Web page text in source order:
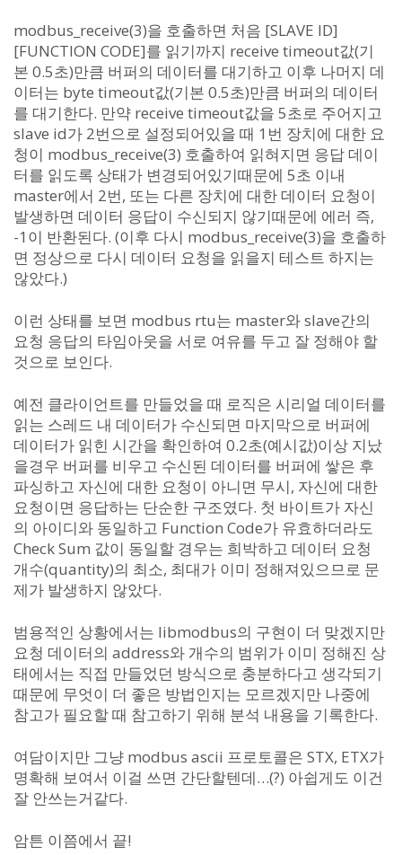
modbus_receive(3)을 호출하면 처음 [SLAVE ID]
[FUNCTION CODE]를 읽기까지 receive timeout값(기
본 0.5초)만큼 버퍼의 데이터를 대기하고 이후 나머지 데
이터는 byte timeout값(기본 0.5초)만큼 버퍼의 데이터
를 대기한다. 만약 receive timeout값을 5초로 주어지고
slave id가 2번으로 설정되어있을 때 1번 장치에 대한 요
청이 modbus_receive(3) 호출하여 읽혀지면 응답 데이
터를 읽도록 상태가 변경되어있기때문에 5초 이내
master에서 2번, 또는 다른 장치에 대한 데이터 요청이
발생하면 데이터 응답이 수신되지 않기때문에 에러 즉,
-1이 반환된다. (이후 다시 modbus_receive(3)을 호출하
면 정상으로 다시 데이터 요청을 읽을지 테스트 하지는
않았다.)
이런 상태를 보면 modbus rtu는 master와 slave간의
요청 응답의 타임아웃을 서로 여유를 두고 잘 정해야 할
것으로 보인다.
예전 클라이언트를 만들었을 때 로직은 시리얼 데이터를
읽는 스레드 내 데이터가 수신되면 마지막으로 버퍼에
데이터가 읽힌 시간을 확인하여 0.2초(예시값)이상 지났
을경우 버퍼를 비우고 수신된 데이터를 버퍼에 쌓은 후
파싱하고 자신에 대한 요청이 아니면 무시, 자신에 대한
요청이면 응답하는 단순한 구조였다. 첫 바이트가 자신
의 아이디와 동일하고 Function Code가 유효하더라도
Check Sum 값이 동일할 경우는 희박하고 데이터 요청
개수(quantity)의 최소, 최대가 이미 정해져있으므로 문
제가 발생하지 않았다.
범용적인 상황에서는 libmodbus의 구현이 더 맞겠지만
요청 데이터의 address와 개수의 범위가 이미 정해진 상
태에서는 직접 만들었던 방식으로 충분하다고 생각되기
때문에 무엇이 더 좋은 방법인지는 모르겠지만 나중에
참고가 필요할 때 참고하기 위해 분석 내용을 기록한다.
여담이지만 그냥 modbus ascii 프로토콜은 STX, ETX가
명확해 보여서 이걸 쓰면 간단할텐데…(?) 아쉽게도 이건
잘 안쓰는거같다.
암튼 이쯤에서 끝!